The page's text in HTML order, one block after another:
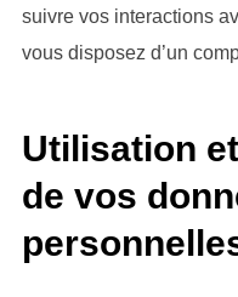
suivre vos interactions
vous disposez d’un
Utilisation
de vos